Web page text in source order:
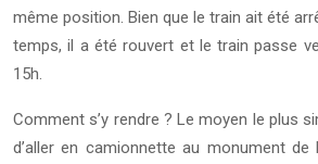
même position. Bien que le train ait été
temps, il a été rouvert et le train passe
15h.
Comment s’y rendre ? Le moyen le plus
d’aller en camionnette au monument